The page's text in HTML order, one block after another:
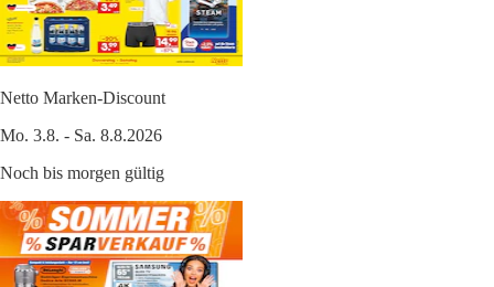
Netto Marken-Discount
Mo. 3.8. - Sa. 8.8.2026
Noch bis morgen gültig